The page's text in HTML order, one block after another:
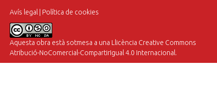
Avís legal Política de cookies
Aquesta obra està sotmesa a una Llicència Creative Commons
Atribució-NoComercial-CompartirIgual 4.0 Internacional.